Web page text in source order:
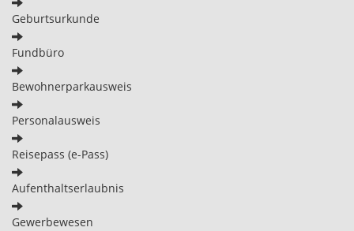
Geburtsurkunde
Fundbüro
Bewohnerparkausweis
Personalausweis
Reisepass (e-Pass)
Aufenthaltserlaubnis
Gewerbewesen